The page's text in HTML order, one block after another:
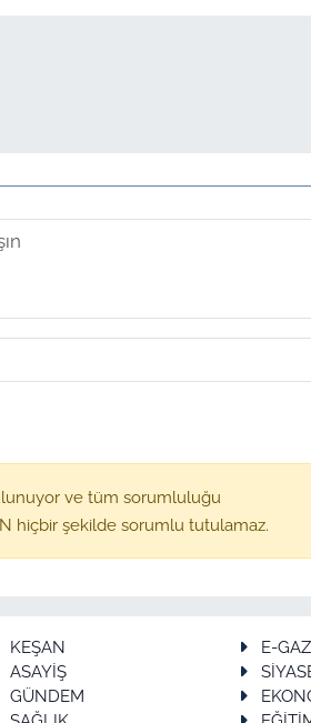
ve tüm sorumluluğu
hiçbir şekilde sorumlu tutulamaz.
KEŞAN
E-
ASAYİŞ
GÜNDEM